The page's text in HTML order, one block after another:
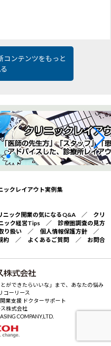
コンテンツをもっと
ックレイアウト実例集
ニック開業の気になるQ&A／ クリ
ック経営Tips／ 診療圏調査の見方
り扱い ／ 個人情報保護方針 ／
約 ／ よくあるご質問 ／ お問合
ができたらいいな」まで、あなたの悩み
コーリース
業支援 ドクターサポート
株式会社
COMPANY,LTD.